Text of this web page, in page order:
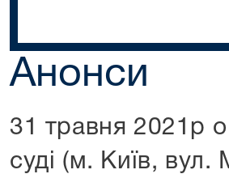
Анонси
31 травня 2021р
суді (м. Київ, вул.